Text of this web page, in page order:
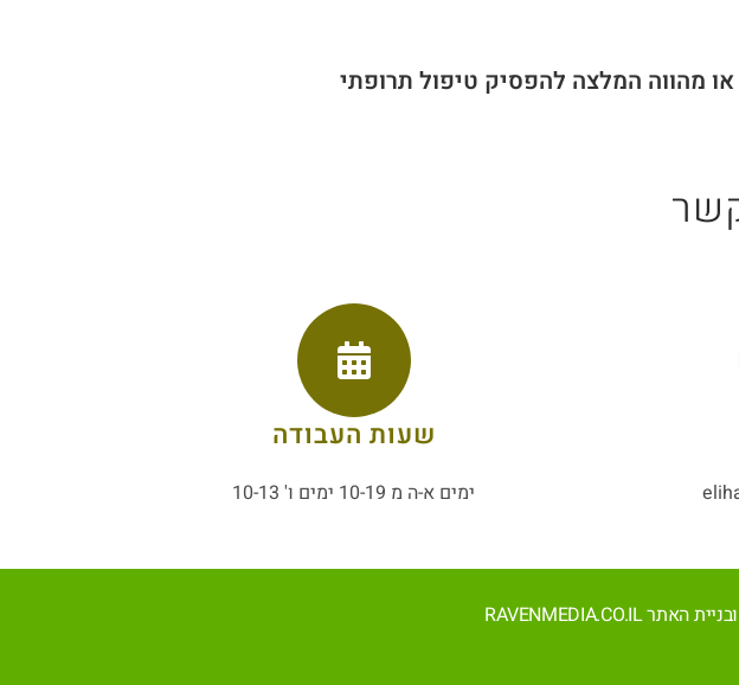
מהווה המלצה להפסיק טיפול תרופתי
שעות העבודה
ימים א-ה מ 10-19 ימים ו' 10-13